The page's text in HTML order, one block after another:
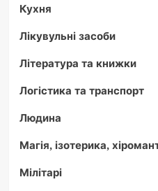
Кухня
Лікувульні засоби
Література та книжки
Логістика та транспорт
Людина
Магія, ізотерика,
Мілітарі